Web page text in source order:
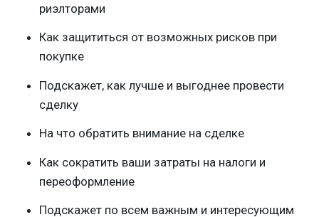
риэлторами
Как защититься от возможных рисков при
покупке
Подскажет, как лучше и выгоднее провести
сделку
На что обратить внимание на сделке
Как сократить ваши затраты на налоги и
переоформление
Подскажет по всем важным и интересующим